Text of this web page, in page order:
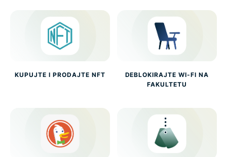
KUPUJTE I PRODAJTE NFT
DEBLOKIRAJTE WI-FI NA
FAKULTETU